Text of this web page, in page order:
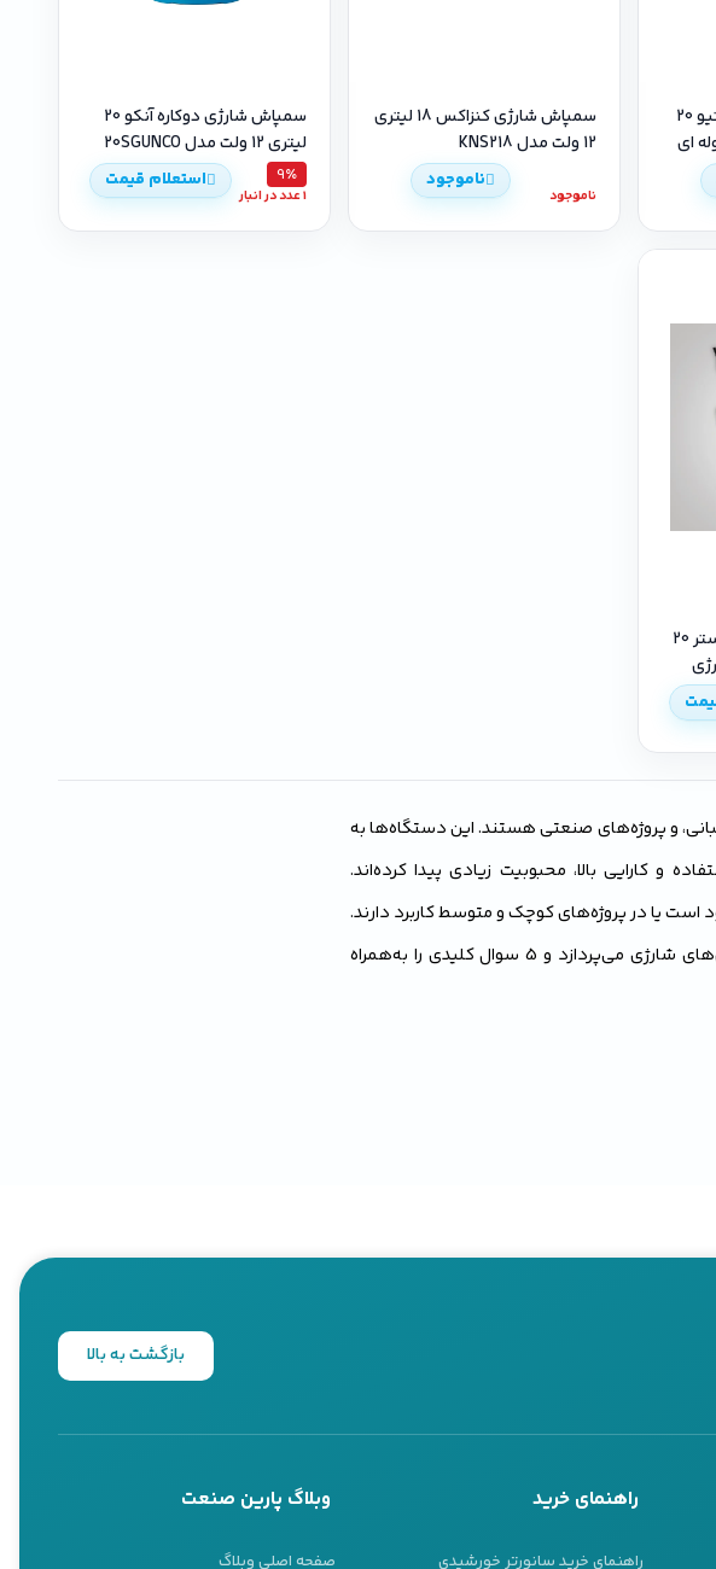
سمپاش شارژی دستی اکتیو 20
سمپاش شارژی کنزاکس 18 لیتری
12 ولت مدل KNS218
ناموجود
ناموجود
سمپاش شارژی دوکاره آنکو 20
لیتری 12 ولت مدل 20SGUNCO
9٪
1 عدد در انبار
استعلام قیمت
سمپاش پشتی دوکاره روستر 20
و پروژه‌های صنعتی هستند. این دستگاه‌ها به
کارایی بالا، محبوبیت زیادی پیدا کرده‌اند.
یا در پروژه‌های کوچک و متوسط کاربرد دارند.
این مقاله به بررسی عوامل موثر بر قیمت، کیفیت، و کاربرد سمپاش‌های شارژی می‌پردازد و 5 سوال کلیدی را به‌همراه
برخوردارند که می‌تواند بر قیمت آن‌ها تاثیر
بازگشت به بالا
راهنمای خرید
راهنمای خرید سانورتر خورشیدی
وبلاگ پارین صنعت
صفحه اصلی وبلاگ